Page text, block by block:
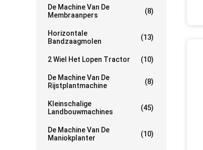
De Machine Van De
Membraanpers
(8)
Horizontale
Bandzaagmolen
(13)
2 Wiel Het Lopen Tractor (10)
De Machine Van De
Rijstplantmachine
(8)
Kleinschalige
Landbouwmachines
(45)
De Machine Van De
Maniokplanter
(10)